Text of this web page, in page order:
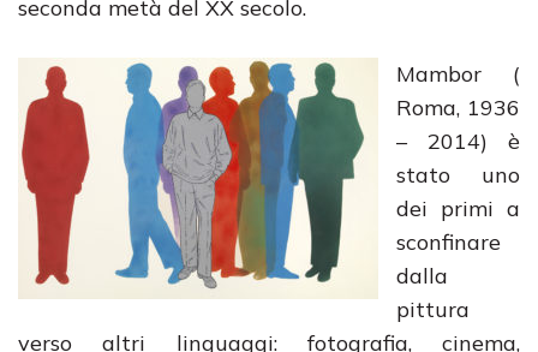
seconda metà del XX secolo.
Mambor (
Roma, 1936
– 2014) è
stato uno
dei primi a
sconfinare
dalla
pittura
verso altri linguaggi: fotografia, cinema,